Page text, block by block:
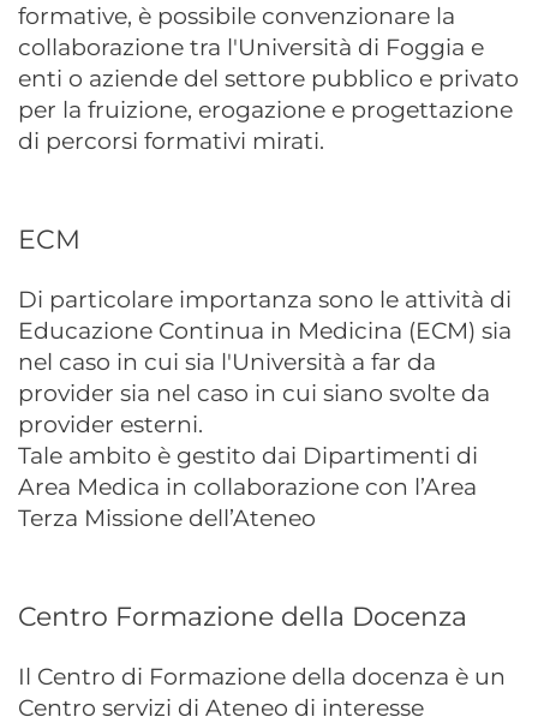
formative, è possibile convenzionare la
collaborazione tra l'Università di Foggia e
enti o aziende del settore pubblico e privato
per la fruizione, erogazione e progettazione
di percorsi formativi mirati.
ECM
Di particolare importanza sono le attività di
Educazione Continua in Medicina (ECM) sia
nel caso in cui sia l'Università a far da
provider sia nel caso in cui siano svolte da
provider esterni.
Tale ambito è gestito dai Dipartimenti di
Area Medica in collaborazione con l’Area
Terza Missione dell’Ateneo
Centro Formazione della Docenza
Il Centro di Formazione della docenza è un
Centro servizi di Ateneo di interesse